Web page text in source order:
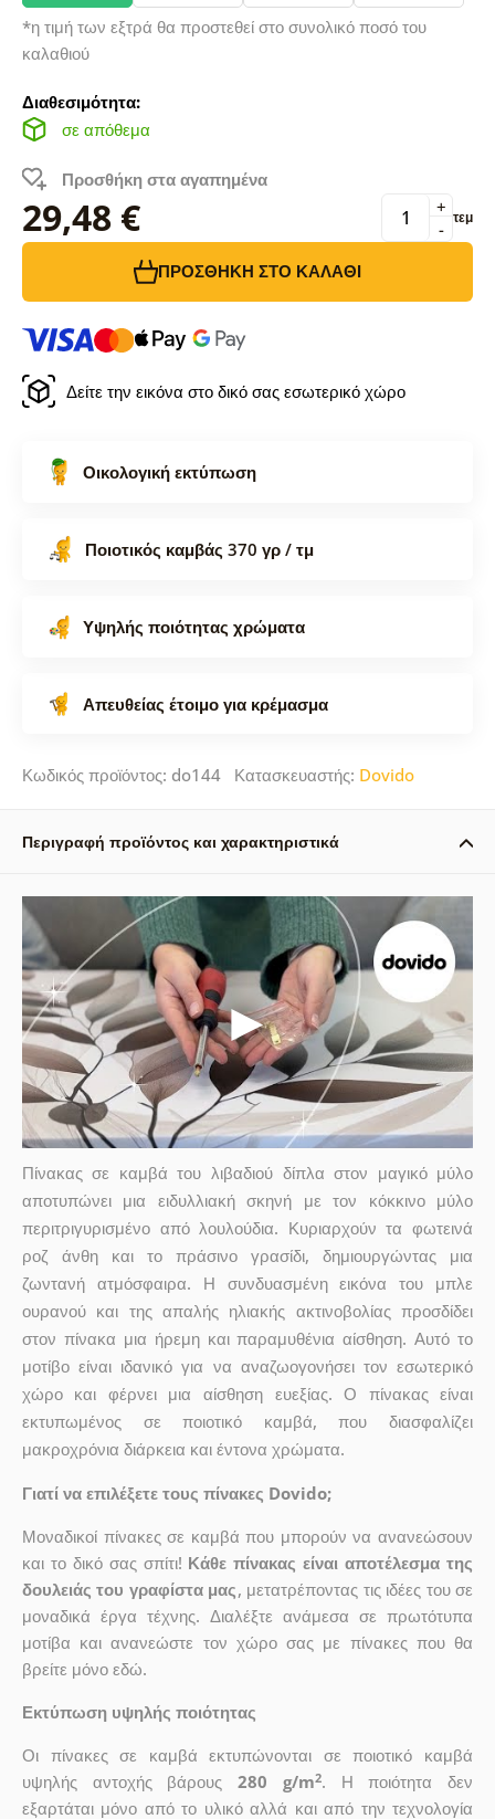
*η τιμή των εξτρά θα προστεθεί στο συνολικό ποσό του
καλαθιού
Διαθεσιμότητα:
σε απόθεμα
Προσθήκη στα αγαπημένα
29,48 € -
+ τεμ
ΠΡΟΣΘΉΚΗ ΣΤΟ ΚΑΛΆΘΙ
Δείτε την εικόνα στο δικό σας εσωτερικό χώρο
Οικολογική εκτύπωση
Ποιοτικός καμβάς 370 γρ / τμ
Υψηλής ποιότητας χρώματα
Απευθείας έτοιμο για κρέμασμα
Κωδικός προϊόντος: do144 Κατασκευαστής: Dovido
Περιγραφή προϊόντος και χαρακτηριστικά
Πίνακας σε καμβά του λιβαδιού δίπλα στον μαγικό μύλο
αποτυπώνει μια ειδυλλιακή σκηνή με τον κόκκινο μύλο
περιτριγυρισμένο από λουλούδια. Κυριαρχούν τα φωτεινά
ροζ άνθη και το πράσινο γρασίδι, δημιουργώντας μια
ζωντανή ατμόσφαιρα. Η συνδυασμένη εικόνα του μπλε
ουρανού και της απαλής ηλιακής ακτινοβολίας προσδίδει
στον πίνακα μια ήρεμη και παραμυθένια αίσθηση. Αυτό το
μοτίβο είναι ιδανικό για να αναζωογονήσει τον εσωτερικό
χώρο και φέρνει μια αίσθηση ευεξίας. Ο πίνακας είναι
εκτυπωμένος σε ποιοτικό καμβά, που διασφαλίζει
μακροχρόνια διάρκεια και έντονα χρώματα.
Γιατί να επιλέξετε τους πίνακες Dovido;
Μοναδικοί πίνακες σε καμβά που μπορούν να ανανεώσουν
και το δικό σας σπίτι! Κάθε πίνακας είναι αποτέλεσμα της
δουλειάς του γραφίστα μας, μετατρέποντας τις ιδέες του σε
μοναδικά έργα τέχνης. Διαλέξτε ανάμεσα σε πρωτότυπα
μοτίβα και ανανεώστε τον χώρο σας με πίνακες που θα
βρείτε μόνο εδώ.
Εκτύπωση υψηλής ποιότητας
Οι πίνακες σε καμβά εκτυπώνονται σε ποιοτικό καμβά
υψηλής αντοχής βάρους280 g/m2. Η ποιότητα δεν
εξαρτάται μόνο από το υλικό αλλά και από την τεχνολογία